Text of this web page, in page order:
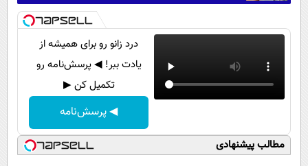
درد زانو رو برای همیشه از
یادت ببر! ◀ پرسش‌نامه رو
تکمیل کن ▶
◀ پرسش‌نامه
مطالب پیشنهادی